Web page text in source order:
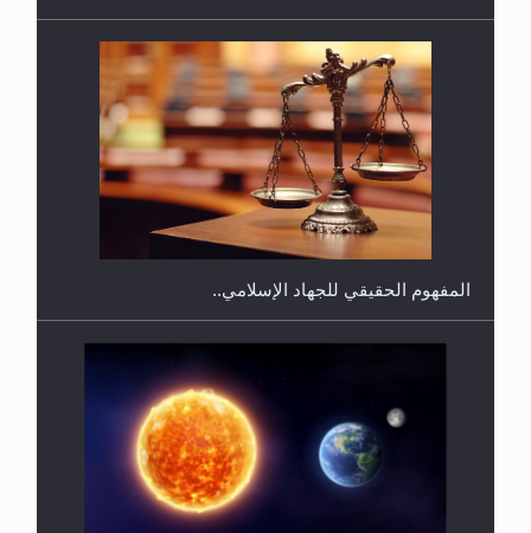
هل يجوز فتح مشروع كوافير نسائي للمحجبات وغير
المحجبات؟
المفهوم الحقيقي للجهاد الإسلامي..